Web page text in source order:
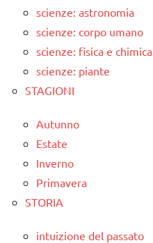
scienze: astronomia
scienze: corpo umano
scienze: fisica e chimica
scienze: piante
STAGIONI
Autunno
Estate
Inverno
Primavera
STORIA
intuizione del passato